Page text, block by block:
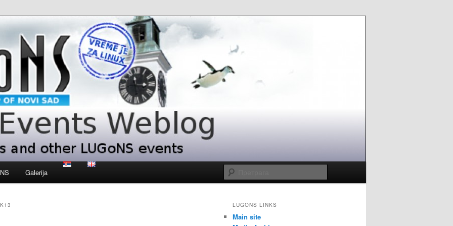
Weblog
events
Galerija
LUGONS LINKS
Main site